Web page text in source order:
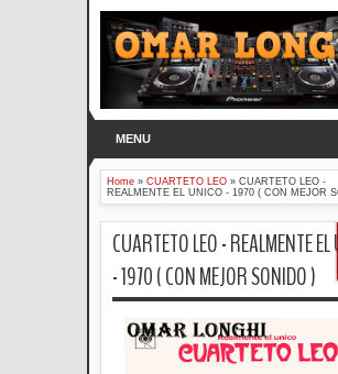
MENU
Home » CUARTETO LEO » CUARTETO LEO -
REALMENTE EL UNICO - 1970 ( CON MEJOR
CUARTETO LEO - REALMENTE EL
- 1970 ( CON MEJOR SONIDO )